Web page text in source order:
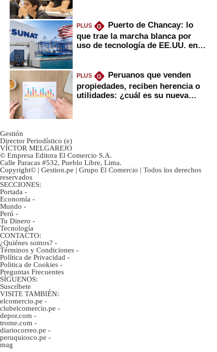
PLUS G
Puerto de Chancay: lo
que trae la marcha blanca por
uso de tecnología de EE.UU. en
PLUS G
Peruanos que venden
propiedades, reciben herencia o
utilidades: ¿cuál es su nueva
Gestión
Director Periodístico (e)
VÍCTOR MELGAREJO
© Empresa Editora El Comercio S.A.
Calle Paracas #532, Pueblo Libre, Lima.
Copyright© | Gestion.pe | Grupo El Comercio | Todos los derechos
reservados
SECCIONES:
Portada -
Economía -
Mundo -
Perú -
Tu Dinero -
Tecnología
CONTACTO:
¿Quiénes somos? -
Términos y Condiciones -
Política de Privacidad -
Politica de Cookies -
Preguntas Frecuentes
SÍGUENOS:
Suscríbete
VISITE TAMBIÉN:
elcomercio.pe -
clubelcomercio.pe -
depor.com -
trome.com -
diariocorreo.pe -
peruquiosco.pe -
mag